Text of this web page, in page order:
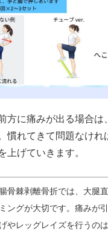
方に痛みが出る場合は
慣れてきて問題なけれ
上げていきます。
骨棘剥離骨折では、大腿
ングが大切です。痛みが
やレッグレイズを行うの